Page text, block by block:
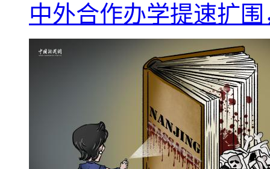
中外合作办学提速扩